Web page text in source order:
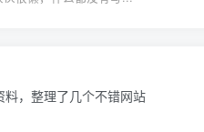
，整理了几个不错网站